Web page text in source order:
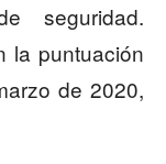
seguridad.
la puntuación
de 2020,